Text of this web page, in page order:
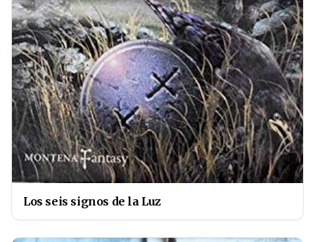
Los seis signos de la Luz